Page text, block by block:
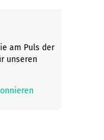
am Puls der
unseren